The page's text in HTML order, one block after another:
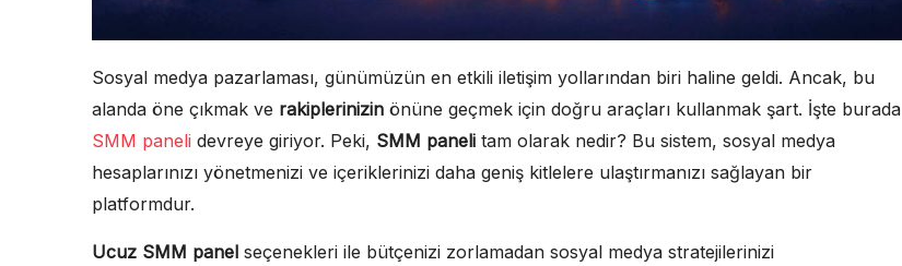
Sosyal medya pazarlaması, günümüzün en etkili iletişim yollarından biri haline geldi. Ancak, bu
alanda öne çıkmak ve rakiplerinizin önüne geçmek için doğru araçları kullanmak şart. İşte burada
SMM paneli devreye giriyor. Peki, SMM paneli tam olarak nedir? Bu sistem, sosyal medya
hesaplarınızı yönetmenizi ve içeriklerinizi daha geniş kitlelere ulaştırmanızı sağlayan bir
platformdur.
Ucuz SMM panel seçenekleri ile bütçenizi zorlamadan sosyal medya stratejilerinizi